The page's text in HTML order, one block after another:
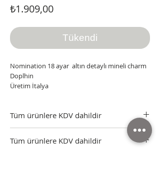
₺1.909,00Fiyat
Tükendi
Nomination 18 ayar altın detaylı mineli charm
Doplhin
Üretim İtalya
Tüm ürünlere KDV dahildir
Tüm ürünler sertifikası, kutusu ve faturasıyla
gönderilmektedir.
Tüm ürünlere KDV dahildir